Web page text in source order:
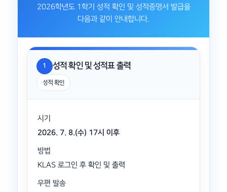
2026학년도 1학기 성적 확인 및 성적증명서 발급을
다음과 같이 안내합니다.
1 성적 확인 및 성적표 출력
성적 확인
시기
2026. 7. 8.(수) 17시 이후
방법
KLAS 로그인 후 확인 및 출력
우편 발송